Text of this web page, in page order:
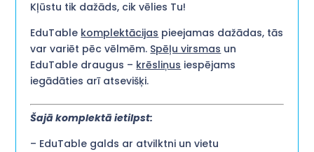
Kļūstu tik dažāds, cik vēlies Tu!
EduTable komplektācijas pieejamas dažādas, tās
var variēt pēc vēlmēm. Spēļu virsmas un
EduTable draugus – krēsliņus iespējams
iegādāties arī atsevišķi.
Šajā komplektā ietilpst:
– EduTable galds ar atvilktni un vietu